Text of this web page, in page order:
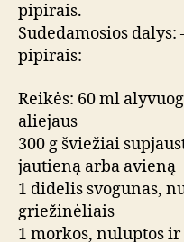
pipirais.
Sudedamosios
pipirais:
Reikės: 60 ml
aliejaus
300 g šviežiai
jautieną arba avieną
1 didelis svogūnas,
griežinėliais
1 morkos, nuluptos